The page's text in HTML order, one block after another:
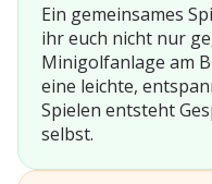
Ein gemeinsames
ihr euch nicht nur
Minigolfanlage am
eine leichte,
Spielen entsteht
selbst.